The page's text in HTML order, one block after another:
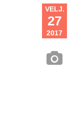
VELJ.
27
2017